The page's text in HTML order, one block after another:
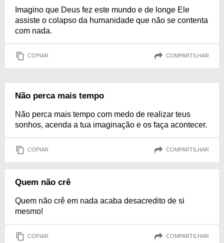
Imagino que Deus fez este mundo e de longe Ele
assiste o colapso da humanidade que não se contenta
com nada.
COPIAR COMPARTILHAR
Não perca mais tempo
Não perca mais tempo com medo de realizar teus
sonhos, acenda a tua imaginação e os faça acontecer.
COPIAR COMPARTILHAR
Quem não crê
Quem não crê em nada acaba desacredito de si
mesmo!
COPIAR COMPARTILHAR